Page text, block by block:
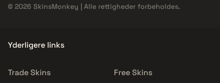
© 2026 SkinsMonkey | Alle rettigheder forbeholdes.
Yderligere links
Trade Skins
Free Skins